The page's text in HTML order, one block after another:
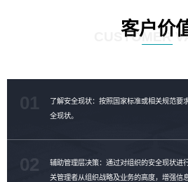
客户价
CUSTOMER
了解安全现状：按照国家标准或相关规范要
全现状。
辅助管理层决策：通过对组织的安全现状进
关管理者从组织战略及业务的高度，增强信
02